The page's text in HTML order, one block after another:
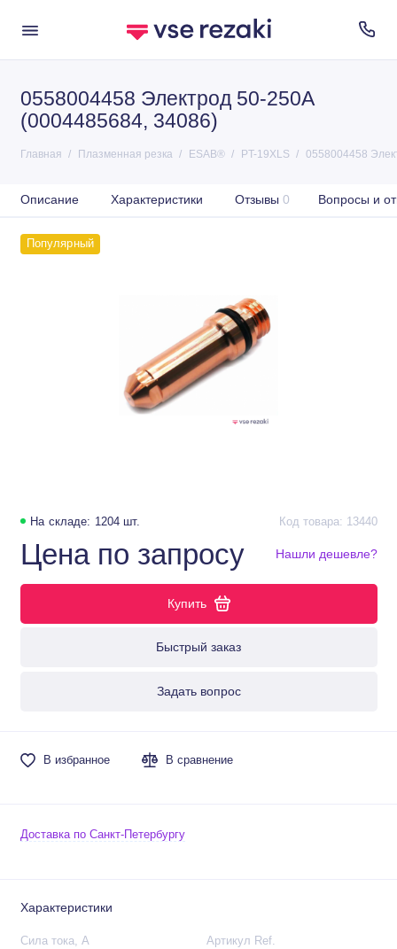
0558004458 Электрод 50-250А
(0004485684, 34086)
Главная Плазменная резка ESAB® PT-19XLS 0558004458
Описание Характеристики Отзывы 0 Вопросы и
Популярный
На складе: 1204 шт. Код товара: 13440
Цена по запросу
Купить
Быстрый заказ
Задать вопрос
Нашли дешевле?
В избранное В сравнение
Доставка по Санкт-Петербургу
Характеристики
Сила тока, А Артикул Ref.